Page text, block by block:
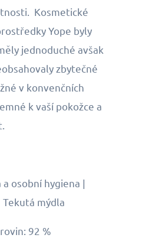
Kosmetické
Yope byly
jednoduché avšak
zbytečné
v konvenčních
k vaší pokožce a
osobní hygiena |
Tekutá mýdla
92 %